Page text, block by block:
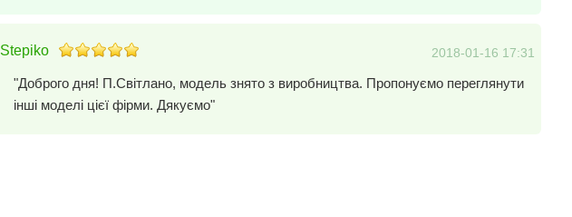
Stepiko 2018-01-16 17:31
"Доброго дня! П.Світлано, модель знято з виробництва. Пропонуємо переглянути
інші моделі цієї фірми. Дякуємо"